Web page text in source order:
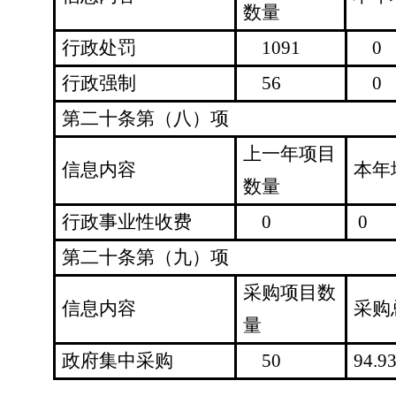
数量
行政处罚 1091
0
行政强制
56
0
第二十条第（八）项
信息内容
上一年项目
数量
本年
行政事业性收费 0
0
第二十条第（九）项
信息内容
采购项目数
量
采购
政府集中采购 50